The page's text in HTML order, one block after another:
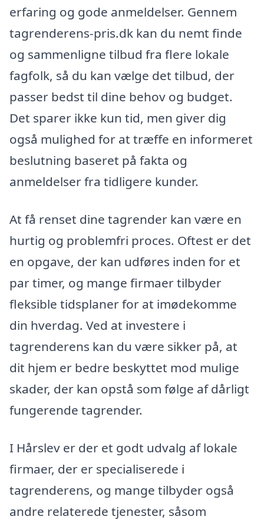
erfaring og gode anmeldelser. Gennem
tagrenderens-pris.dk kan du nemt finde
og sammenligne tilbud fra flere lokale
fagfolk, så du kan vælge det tilbud, der
passer bedst til dine behov og budget.
Det sparer ikke kun tid, men giver dig
også mulighed for at træffe en informeret
beslutning baseret på fakta og
anmeldelser fra tidligere kunder.
At få renset dine tagrender kan være en
hurtig og problemfri proces. Oftest er det
en opgave, der kan udføres inden for et
par timer, og mange firmaer tilbyder
fleksible tidsplaner for at imødekomme
din hverdag. Ved at investere i
tagrenderens kan du være sikker på, at
dit hjem er bedre beskyttet mod mulige
skader, der kan opstå som følge af dårligt
fungerende tagrender.
I Hårslev er der et godt udvalg af lokale
firmaer, der er specialiserede i
tagrenderens, og mange tilbyder også
andre relaterede tjenester, såsom